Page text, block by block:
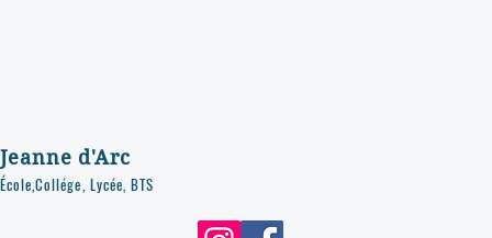
Jeanne d'Arc
École,Collége, Lycée, BTS